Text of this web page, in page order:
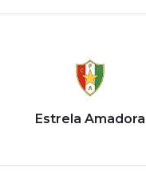
Estrela Amadora